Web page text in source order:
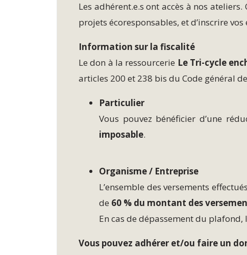
Les adhérent.e.s ont accès à nos
projets écoresponsables, et d’inscrire
Information sur la fiscalité
Le don à la ressourcerie Le Tri-cycle
articles 200 et 238 bis du Code général
Particulier
Vous pouvez bénéficier d’une
imposable.
Organisme / Entreprise
L’ensemble des versements
de 60 % du montant des
En cas de dépassement du plafond,
Vous pouvez adhérer et/ou faire un